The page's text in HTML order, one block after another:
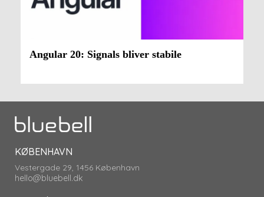
Angular 20: Signals bliver stabile
KØBENHAVN
Vestergade 29, 1456 København
hello@bluebell.dk